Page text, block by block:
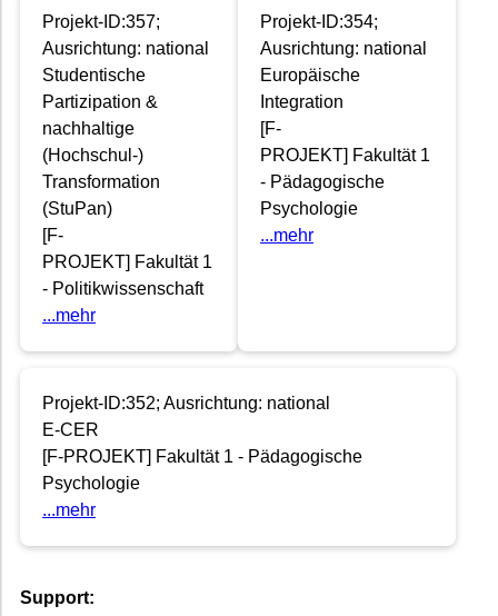
Projekt-ID:357;
Ausrichtung: national
Studentische
Partizipation &
nachhaltige
(Hochschul-)
Transformation
(StuPan)
[F-
PROJEKT] Fakultät 1
- Politikwissenschaft
...mehr
Projekt-ID:354;
Ausrichtung: national
Europäische
Integration
[F-
PROJEKT] Fakultät 1
- Pädagogische
Psychologie
...mehr
Projekt-ID:352; Ausrichtung: national
E-CER
[F-PROJEKT] Fakultät 1 - Pädagogische
Psychologie
...mehr
Support: